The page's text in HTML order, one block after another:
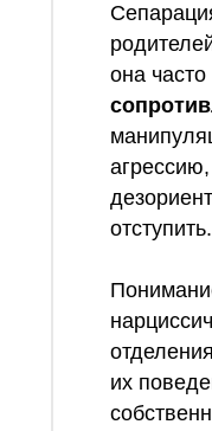
она
отступить.
их